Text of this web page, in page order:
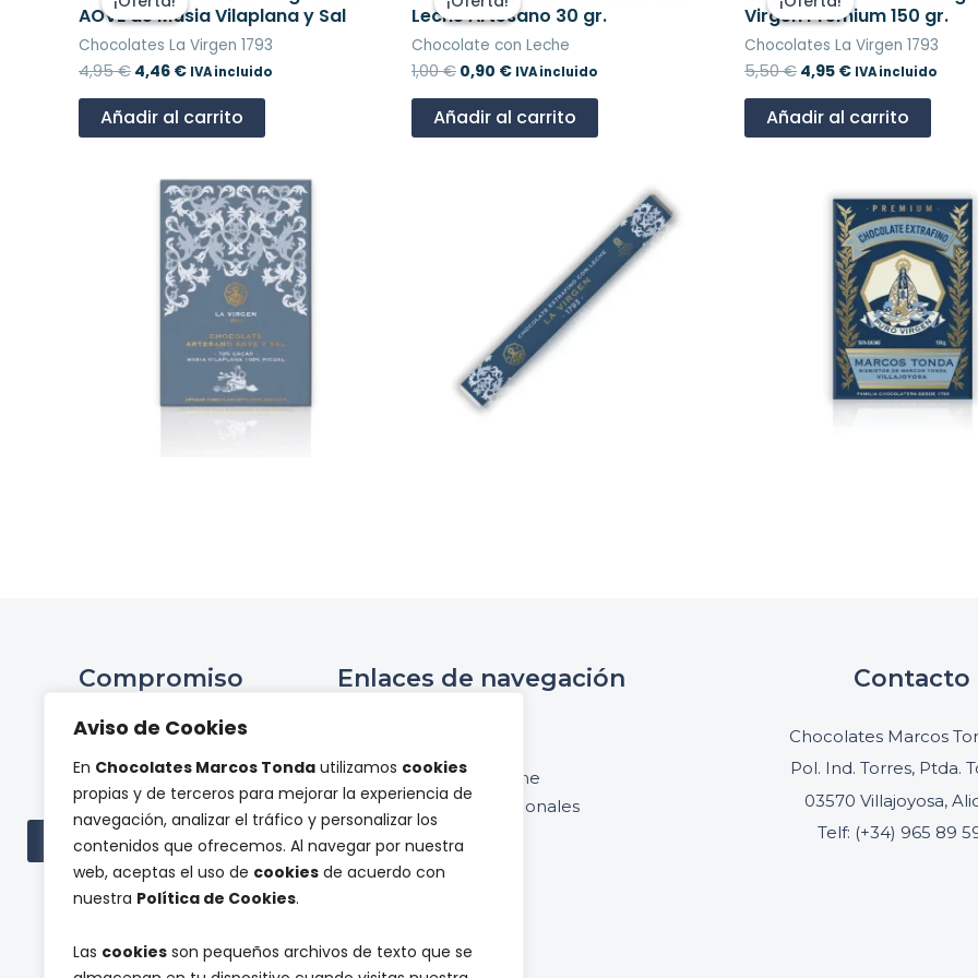
Aviso de Cookies
En Chocolates Marcos Tonda utilizamos cookies
propias y de terceros para mejorar la experiencia de
navegación, analizar el tráfico y personalizar los
contenidos que ofrecemos. Al navegar por nuestra
web, aceptas el uso de cookies de acuerdo con
nuestra Política de Cookies.
Las cookies son pequeños archivos de texto que se
AOVE de Masia Vilaplana y Sal
Chocolates La Virgen 1793
4,95€
original
era:
4,95 €.
4,46 €
actual
es:
4,46 €.
IVA incluido
Añadir al carrito
Leche Artesano 30 gr.
Chocolate con Leche
1,00€
original
era:
1,00 €.
0,90 €
actual
es:
0,90 €.
IVA incluido
Añadir al carrito
Virgen Premium 150 gr.
Chocolates La Virgen 1793
5,50€
original
era:
5,50 €.
4,95 €
actual
es:
4,95 €.
IVA incluido
Añadir al carrito
Compromiso
Proyectos de
investigación
Ver todas las subvenciones
Enlaces de navegación
Tienda online
Panel de profesionales
Contacto
Chocolates Marcos
Pol. Ind. Torres, Ptda.
03570 Villajoyosa,
Telf: (+34) 965 89